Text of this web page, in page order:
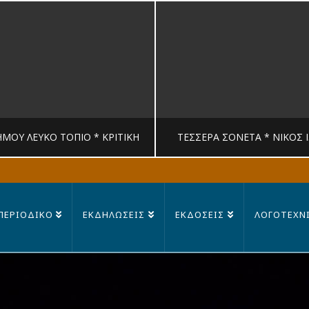
ΛΕΥΚΟ ΤΟΠΙΟ * ΚΡΙΤΙΚΉ
MANDRAGORAS
ΤΈΣΣΕΡΑ ΣΟΝΈΤΑ * ΝΊΚΟΣ
ΕΚΔΗΛΩΣΕΙΣ ΕΚΔΟΣΕΙΣ